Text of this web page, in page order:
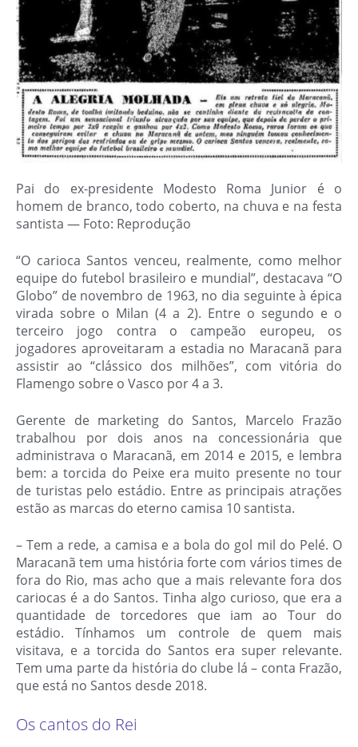
Pai do ex-presidente Modesto Roma Junior é o
homem de branco, todo coberto, na chuva e na festa
santista — Foto: Reprodução
“O carioca Santos venceu, realmente, como melhor
equipe do futebol brasileiro e mundial”, destacava “O
Globo” de novembro de 1963, no dia seguinte à épica
virada sobre o Milan (4 a 2). Entre o segundo e o
terceiro jogo contra o campeão europeu, os
jogadores aproveitaram a estadia no Maracanã para
assistir ao “clássico dos milhões”, com vitória do
Flamengo sobre o Vasco por 4 a 3.
Gerente de marketing do Santos, Marcelo Frazão
trabalhou por dois anos na concessionária que
administrava o Maracanã, em 2014 e 2015, e lembra
bem: a torcida do Peixe era muito presente no tour
de turistas pelo estádio. Entre as principais atrações
estão as marcas do eterno camisa 10 santista.
– Tem a rede, a camisa e a bola do gol mil do Pelé. O
Maracanã tem uma história forte com vários times de
fora do Rio, mas acho que a mais relevante fora dos
cariocas é a do Santos. Tinha algo curioso, que era a
quantidade de torcedores que iam ao Tour do
estádio. Tínhamos um controle de quem mais
visitava, e a torcida do Santos era super relevante.
Tem uma parte da história do clube lá – conta Frazão,
que está no Santos desde 2018.
Os cantos do Rei